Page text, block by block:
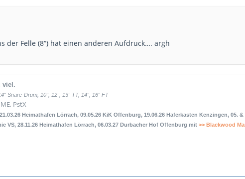
der Felle (8“) hat einen anderen Aufdruck…. argh
viel.
Snare-Drum; 10", 12", 13" TT; 14", 16" FT
PstX
Heimathafen Lörrach, 09.05.26 KiK Offenburg, 19.06.26 Haferkasten Kenzingen, 05.
VS, 28.11.26 Heimathafen Lörrach, 06.03.27 Durbacher Hof Offenburg mit >> Blackwood